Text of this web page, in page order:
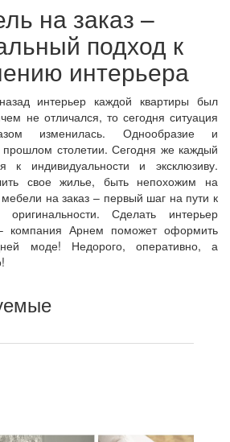
на заказ –
подход к
интерьера
интерьер каждой квартиры был
не отличался, то сегодня ситуация
изменилась. Однообразие и
прошлом столетии. Сегодня же каждый
к индивидуальности и эксклюзиву.
свое жилье, быть непохожим на
на заказ – первый шаг на пути к
оригинальности. Сделать интерьер
компания Арнем поможет оформить
моде! Недорого, оперативно, а